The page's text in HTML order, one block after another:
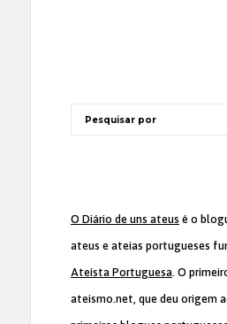
O Diário de uns ateus é o
ateus e ateias portugueses
Ateísta Portuguesa. O
ateismo.net, que deu origem